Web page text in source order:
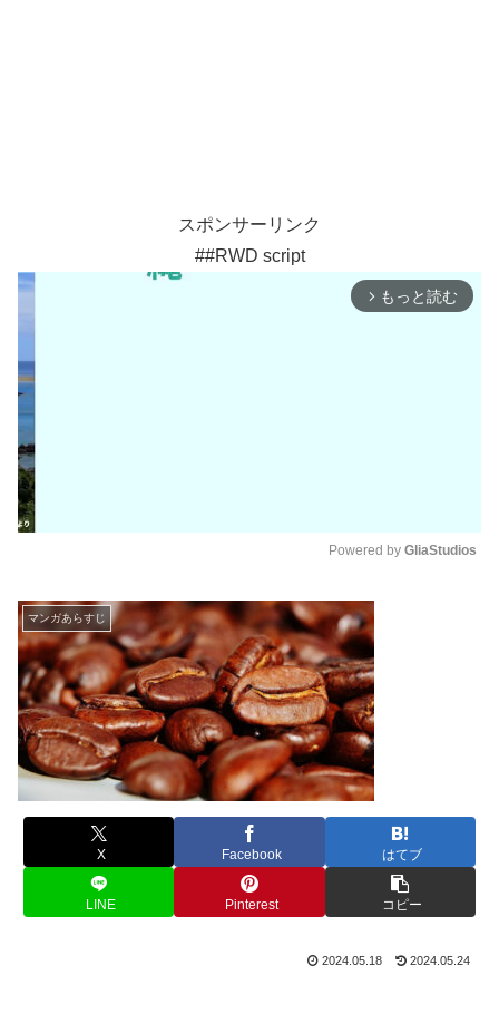
スポンサーリンク
##RWD script
arrow_forward_ios もっと読む
Powered by GliaStudios
マンガあらすじ
X Facebook はてブ
LINE Pinterest コピー
2024.05.18 2024.05.24